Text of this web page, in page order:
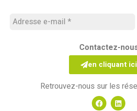
Contactez-
en cliquant ici
Retrouvez-nous sur les